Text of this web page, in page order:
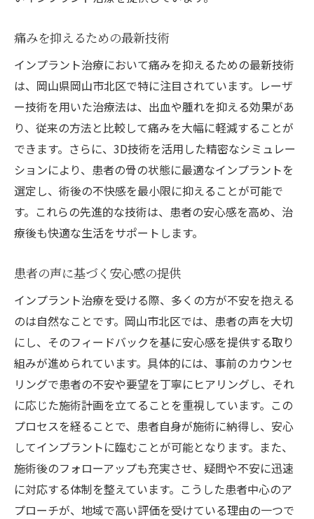
症例に応じた最適な施術計画
痛みを軽減する麻酔技術
治療後のフォローアップ体制
地域医療のネットワーク活用
失った歯を補うための負担の少ないインプラン
トの魅力
自然な見た目と機能性の両立
患者に優しい施術方法の選択
長期間の使用に耐える材料
失った歯の機能を取り戻すプロセス
身体への影響を最小限に抑える技術
快適なインプラント生活を支える岡山県岡山市
の医院
患者の声を反映した治療施設
安心できるアフターケアの提供
地域密着型の医療サービス
技術と人間性を兼ね備えた医師陣
コミュニケーションを重視したケア
インプラント施術における身体への配慮とその
痛みを抑えるための最新技術
インプラント治療において痛みを抑えるための最新技術
は、岡山県岡山市北区で特に注目されています。レーザ
ー技術を用いた治療法は、出血や腫れを抑える効果があ
り、従来の方法と比較して痛みを大幅に軽減することが
できます。さらに、3D技術を活用した精密なシミュレー
ションにより、患者の骨の状態に最適なインプラントを
選定し、術後の不快感を最小限に抑えることが可能で
す。これらの先進的な技術は、患者の安心感を高め、治
療後も快適な生活をサポートします。
患者の声に基づく安心感の提供
インプラント治療を受ける際、多くの方が不安を抱える
のは自然なことです。岡山市北区では、患者の声を大切
にし、そのフィードバックを基に安心感を提供する取り
組みが進められています。具体的には、事前のカウンセ
リングで患者の不安や要望を丁寧にヒアリングし、それ
に応じた施術計画を立てることを重視しています。この
プロセスを経ることで、患者自身が施術に納得し、安心
してインプラントに臨むことが可能となります。また、
施術後のフォローアップも充実させ、疑問や不安に迅速
に対応する体制を整えています。こうした患者中心のア
プローチが、地域で高い評価を受けている理由の一つで